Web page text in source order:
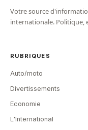
Votre source
internationale. Politique,
RUBRIQUES
Auto/moto
Divertissements
Economie
L'International